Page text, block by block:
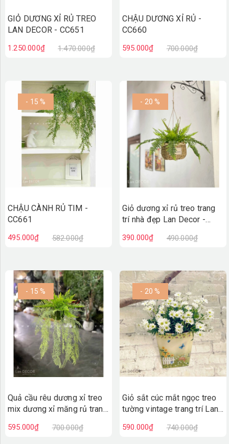
GIỎ DƯƠNG XỈ RỦ TREO
LAN DECOR - CC651
1.250.000₫ 1.470.000₫
CHẬU DƯƠNG XỈ RỦ -
CC660
595.000₫ 700.000₫
- 15 %
CHẬU CÀNH RỦ TIM -
CC661
495.000₫ 582.000₫
- 20 %
Giỏ dương xỉ rủ treo trang
trí nhà đẹp Lan Decor -
390.000₫ 490.000₫
- 15 %
Quả cầu rêu dương xỉ treo
mix dương xỉ măng rủ trang
Lan Decor - CC634
595.000₫ 700.000₫
- 20 %
Giỏ sắt cúc mắt ngọc treo
tường vintage trang trí Lan
590.000₫ 740.000₫